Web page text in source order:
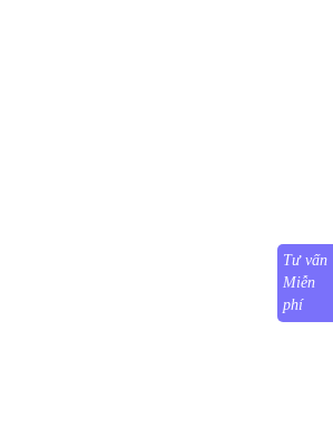
Tư vấn
Miễn
phí